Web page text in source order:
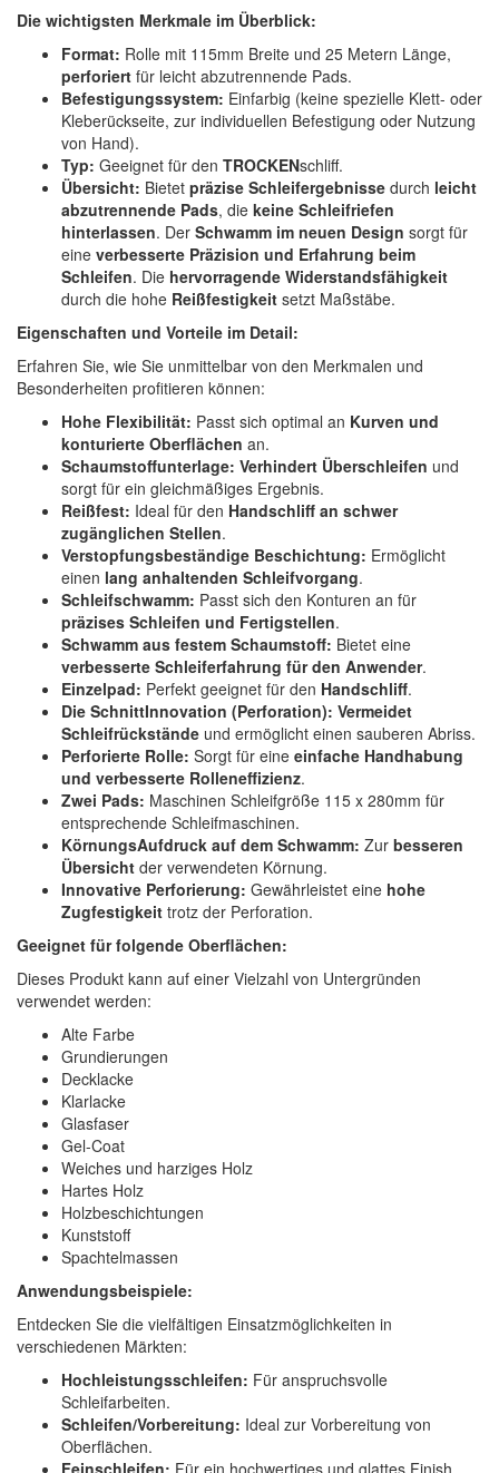
StarChem
(1)
Sundstrom
(4)
Troton
(2)
Wibeco
(1)
ZVG
Die wichtigsten Merkmale im Überblick:
Format: Rolle mit 115mm Breite und 25 Metern Länge,
perforiert für leicht abzutrennende Pads.
Befestigungssystem: Einfarbig (keine spezielle Klett- oder
Kleberückseite, zur individuellen Befestigung oder Nutzung
von Hand).
Typ: Geeignet für den TROCKENschliff.
Übersicht: Bietet präzise Schleifergebnisse durch leicht
abzutrennende Pads, die keine Schleifriefen
hinterlassen. Der Schwamm im neuen Design sorgt für
eine verbesserte Präzision und Erfahrung beim
Schleifen. Die hervorragende Widerstandsfähigkeit
durch die hohe Reißfestigkeit setzt Maßstäbe.
Eigenschaften und Vorteile im Detail:
Erfahren Sie, wie Sie unmittelbar von den Merkmalen und
Besonderheiten profitieren können:
Hohe Flexibilität: Passt sich optimal an Kurven und
konturierte Oberflächen an.
Schaumstoffunterlage: Verhindert Überschleifen und
sorgt für ein gleichmäßiges Ergebnis.
Reißfest: Ideal für den Handschliff an schwer
zugänglichen Stellen.
Verstopfungsbeständige Beschichtung: Ermöglicht
einen lang anhaltenden Schleifvorgang.
Schleifschwamm: Passt sich den Konturen an für
präzises Schleifen und Fertigstellen.
Schwamm aus festem Schaumstoff: Bietet eine
verbesserte Schleiferfahrung für den Anwender.
Einzelpad: Perfekt geeignet für den Handschliff.
Die SchnittInnovation (Perforation): Vermeidet
Schleifrückstände und ermöglicht einen sauberen Abriss.
Perforierte Rolle: Sorgt für eine einfache Handhabung
und verbesserte Rolleneffizienz.
Zwei Pads: Maschinen Schleifgröße 115 x 280mm für
entsprechende Schleifmaschinen.
KörnungsAufdruck auf dem Schwamm: Zur besseren
Übersicht der verwendeten Körnung.
Innovative Perforierung: Gewährleistet eine hohe
Zugfestigkeit trotz der Perforation.
Geeignet für folgende Oberflächen:
Dieses Produkt kann auf einer Vielzahl von Untergründen
verwendet werden:
Alte Farbe
Grundierungen
Decklacke
Klarlacke
Glasfaser
Gel-Coat
Weiches und harziges Holz
Hartes Holz
Holzbeschichtungen
Kunststoff
Spachtelmassen
Anwendungsbeispiele:
Entdecken Sie die vielfältigen Einsatzmöglichkeiten in
verschiedenen Märkten:
Hochleistungsschleifen: Für anspruchsvolle
Schleifarbeiten.
Schleifen/Vorbereitung: Ideal zur Vorbereitung von
Oberflächen.